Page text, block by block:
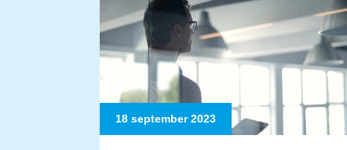
18 september 2023